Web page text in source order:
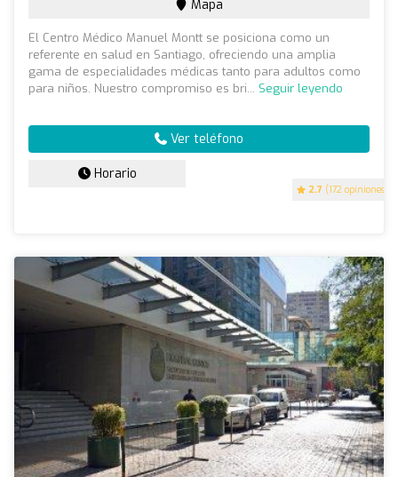
2.7 (172 opiniones)
Mapa
El Centro Médico Manuel Montt se posiciona como un
referente en salud en Santiago, ofreciendo una amplia
gama de especialidades médicas tanto para adultos como
para niños. Nuestro compromiso es bri... Seguir leyendo
Ver teléfono
Horario